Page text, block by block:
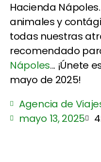
Hacienda
animales y
todas nuestras
recomendado
Nápoles... ¡Únete
mayo de 2025!
Agencia de
mayo 13, 2025